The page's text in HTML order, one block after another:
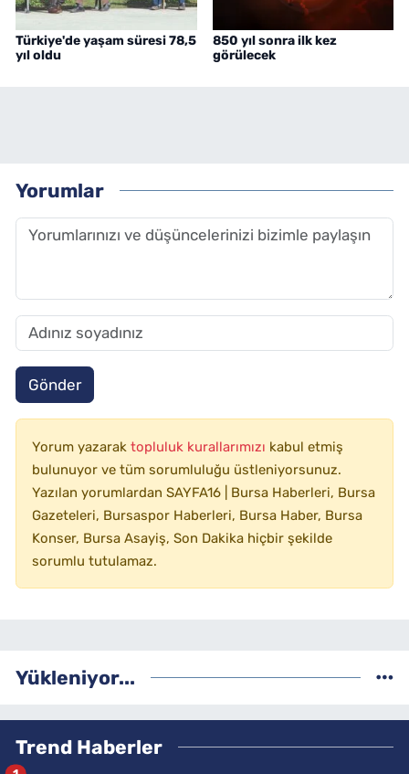
Türkiye'de yaşam süresi 78,5
yıl oldu
850 yıl sonra ilk kez
görülecek
Yorumlar
Gönder
Yorum yazarak topluluk kurallarımızı kabul etmiş
bulunuyor ve tüm sorumluluğu üstleniyorsunuz.
Yazılan yorumlardan SAYFA16 | Bursa Haberleri, Bursa
Gazeteleri, Bursaspor Haberleri, Bursa Haber, Bursa
Konser, Bursa Asayiş, Son Dakika hiçbir şekilde
sorumlu tutulamaz.
Yükleniyor...
Trend Haberler